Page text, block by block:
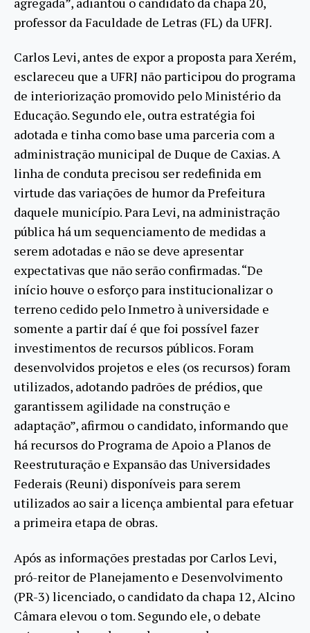
professor da Faculdade de Letras (FL) da UFRJ.
Carlos Levi, antes de expor a proposta para Xerém,
esclareceu que a UFRJ não participou do programa
de interiorização promovido pelo Ministério da
Educação. Segundo ele, outra estratégia foi
adotada e tinha como base uma parceria com a
administração municipal de Duque de Caxias. A
linha de conduta precisou ser redefinida em
virtude das variações de humor da Prefeitura
daquele município. Para Levi, na administração
pública há um sequenciamento de medidas a
serem adotadas e não se deve apresentar
expectativas que não serão confirmadas. “De
início houve o esforço para institucionalizar o
terreno cedido pelo Inmetro à universidade e
somente a partir daí é que foi possível fazer
investimentos de recursos públicos. Foram
desenvolvidos projetos e eles (os recursos) foram
utilizados, adotando padrões de prédios, que
garantissem agilidade na construção e
adaptação”, afirmou o candidato, informando que
há recursos do Programa de Apoio a Planos de
Reestruturação e Expansão das Universidades
Federais (Reuni) disponíveis para serem
utilizados ao sair a licença ambiental para efetuar
a primeira etapa de obras.
Após as informações prestadas por Carlos Levi,
pró-reitor de Planejamento e Desenvolvimento
(PR-3) licenciado, o candidato da chapa 12, Alcino
Câmara elevou o tom. Segundo ele, o debate